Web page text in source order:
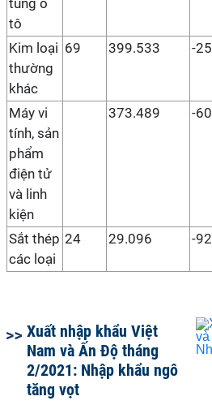
tùng ô
tô
Kim loại
thường
khác
69 399.533 -25
Máy vi
tính, sản
phẩm
điện tử
và linh
kiện
373.489 -60
Sắt thép
các loại
24 29.096 -92
Xuất nhập khẩu Việt
Nam và Ấn Độ tháng
2/2021: Nhập khẩu ngô
tăng vọt